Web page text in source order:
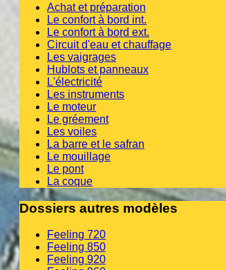
Achat et préparation
Le confort à bord int.
Le confort à bord ext.
Circuit d'eau et chauffage
Les vaigrages
Hublots et panneaux
L'électricité
Les instruments
Le moteur
Le gréement
Les voiles
La barre et le safran
Le mouillage
Le pont
La coque
Dossiers autres modèles
Feeling 720
Feeling 850
Feeling 920